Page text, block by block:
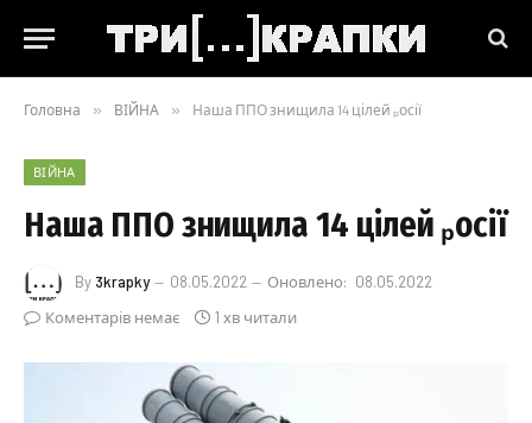
Головна » ВІЙНА » Наша ППО знищила 14 цілей ₚосії
ВІЙНА
Наша ППО знищила 14 цілей ₚосії
By 3krapky 08.05.2022 Оновлено: 08.05.2022
Коментарів немає
1 хв читали